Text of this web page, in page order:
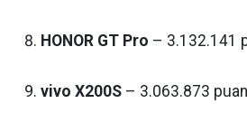
HONOR GT Pro – 3.132.141
vivo X200S – 3.063.873 puan